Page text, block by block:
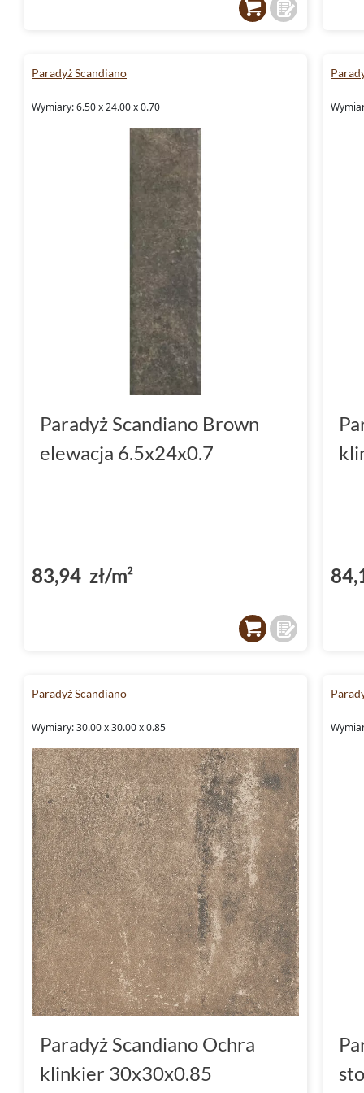
Paradyż Scandiano
Wymiary: 6.50 x 24.00 x 0.70
Paradyż Scandiano Brown
elewacja 6.5x24x0.7
83,94 zł/m²
Paradyż Scandiano
Wymiary: 30.00 x 30.00 x 0.85
Paradyż Scandiano Ochra
klinkier 30x30x0.85